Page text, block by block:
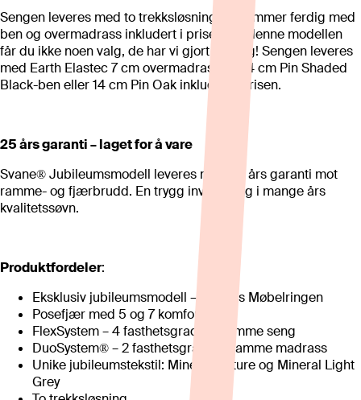
Sengen leveres med to trekksløsning og kommer ferdig med
ben og overmadrass inkludert i prisen. På denne modellen
får du ikke noen valg, de har vi gjort for deg! Sengen leveres
med Earth Elastec 7 cm overmadrass og 14 cm Pin Shaded
Black-ben eller 14 cm Pin Oak inkludert i prisen.
25 års garanti – laget for å vare
Svane® Jubileumsmodell leveres med 25 års garanti mot
ramme- og fjærbrudd. En trygg investering i mange års
kvalitetssøvn.
Produktfordeler:
Eksklusiv jubileumsmodell – kun hos Møbelringen
Posefjær med 5 og 7 komfortsoner
FlexSystem – 4 fasthetsgrader i samme seng
DuoSystem® – 2 fasthetsgrader i samme madrass
Unike jubileumstekstil: Mineral Nature og Mineral Light
Grey